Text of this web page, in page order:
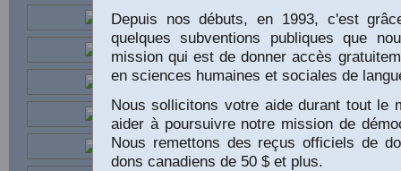
Depuis nos débuts, en 1993, c'est
quelques subventions publiques que
mission qui est de donner accès
en sciences humaines et sociales de
Nous sollicitons votre aide durant tout le
aider à poursuivre notre mission de
Nous remettons des reçus officiels de
dons canadiens de 50 $ et plus.